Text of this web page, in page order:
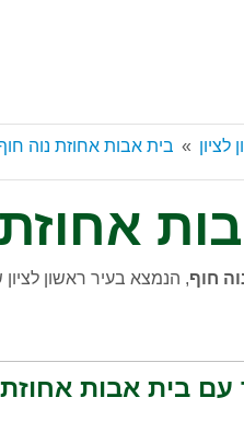
לציון בית אבות אחוזת נוה
חוף, הנמצא בעיר ראשון
עם בית אבות אחוזת